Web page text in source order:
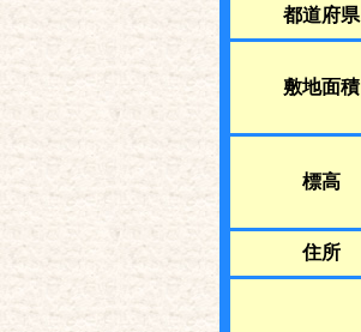
都道府県
敷地面積
標高
住所